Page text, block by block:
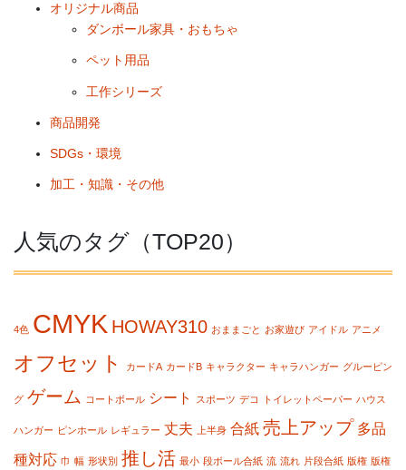
オリジナル商品
ダンボール家具・おもちゃ
ペット用品
工作シリーズ
商品開発
SDGs・環境
加工・知識・その他
人気のタグ（TOP20）
4色 CMYK HOWAY310 おままごと お家遊び アイドル アニメ
オフセット カードA カードB キャラクター キャラハンガー グルーピン
グ ゲーム コートボール シート スポーツ デコ トイレットペーパー ハウス
ハンガー ピンホール レギュラー 丈夫 上半身 合紙 売上アップ 多品
種対応 巾 幅 形状別 推し活 最小 段ボール合紙 流 流れ 片段合紙 版権 版権